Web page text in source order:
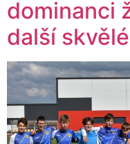
dominanci
další